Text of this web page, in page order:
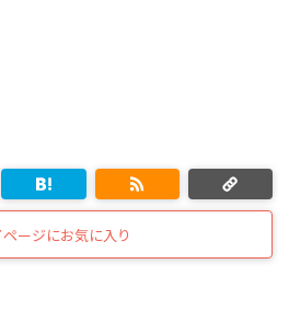
ージにお気に入り